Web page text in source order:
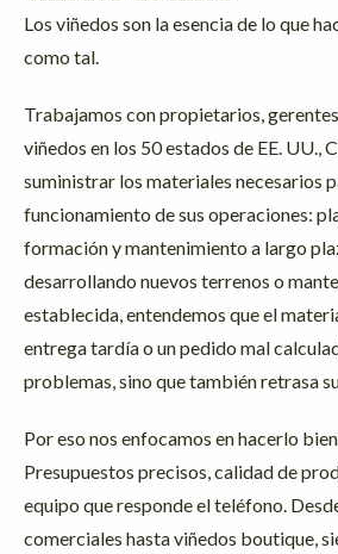
Los viñedos son la esencia de lo que
como tal.
Trabajamos con propietarios,
viñedos en los 50 estados de EE. UU.,
suministrar los materiales necesarios
funcionamiento de sus operaciones:
formación y mantenimiento a largo
desarrollando nuevos terrenos o
establecida, entendemos que el
entrega tardía o un pedido mal
problemas, sino que también retrasa
Por eso nos enfocamos en hacerlo
Presupuestos precisos, calidad de
equipo que responde el teléfono.
comerciales hasta viñedos boutique,